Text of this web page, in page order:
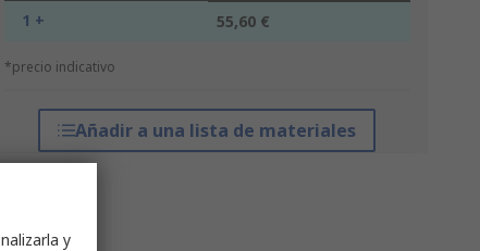
1 + 55,60 €
*precio indicativo
Añadir a una lista de materiales
y